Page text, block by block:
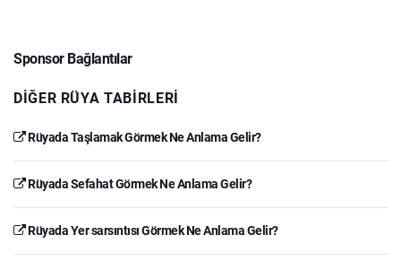
Sponsor Bağlantılar
DIĞER RÜYA TABIRLERI
Rüyada Taşlamak Görmek Ne Anlama Gelir?
Rüyada Sefahat Görmek Ne Anlama Gelir?
Rüyada Yer sarsıntısı Görmek Ne Anlama Gelir?